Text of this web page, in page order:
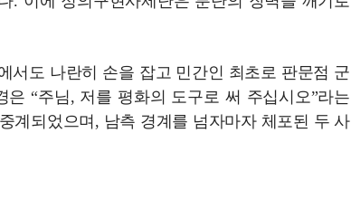
서도 나란히 손을 잡고 민간인 최초로 판문점 군
“주님, 저를 평화의 도구로 써 주십시오”라는
계되었으며, 남측 경계를 넘자마자 체포된 두 사